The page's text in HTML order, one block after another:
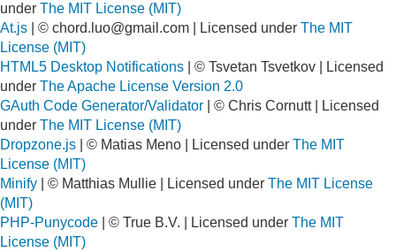
under The MIT License (MIT)
At.js | © chord.luo@gmail.com | Licensed under The MIT
License (MIT)
HTML5 Desktop Notifications | © Tsvetan Tsvetkov | Licensed
under The Apache License Version 2.0
GAuth Code Generator/Validator | © Chris Cornutt | Licensed
under The MIT License (MIT)
Dropzone.js | © Matias Meno | Licensed under The MIT
License (MIT)
Minify | © Matthias Mullie | Licensed under The MIT License
(MIT)
PHP-Punycode | © True B.V. | Licensed under The MIT
License (MIT)